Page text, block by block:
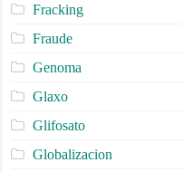
Fracking
Fraude
Genoma
Glaxo
Glifosato
Globalizacion